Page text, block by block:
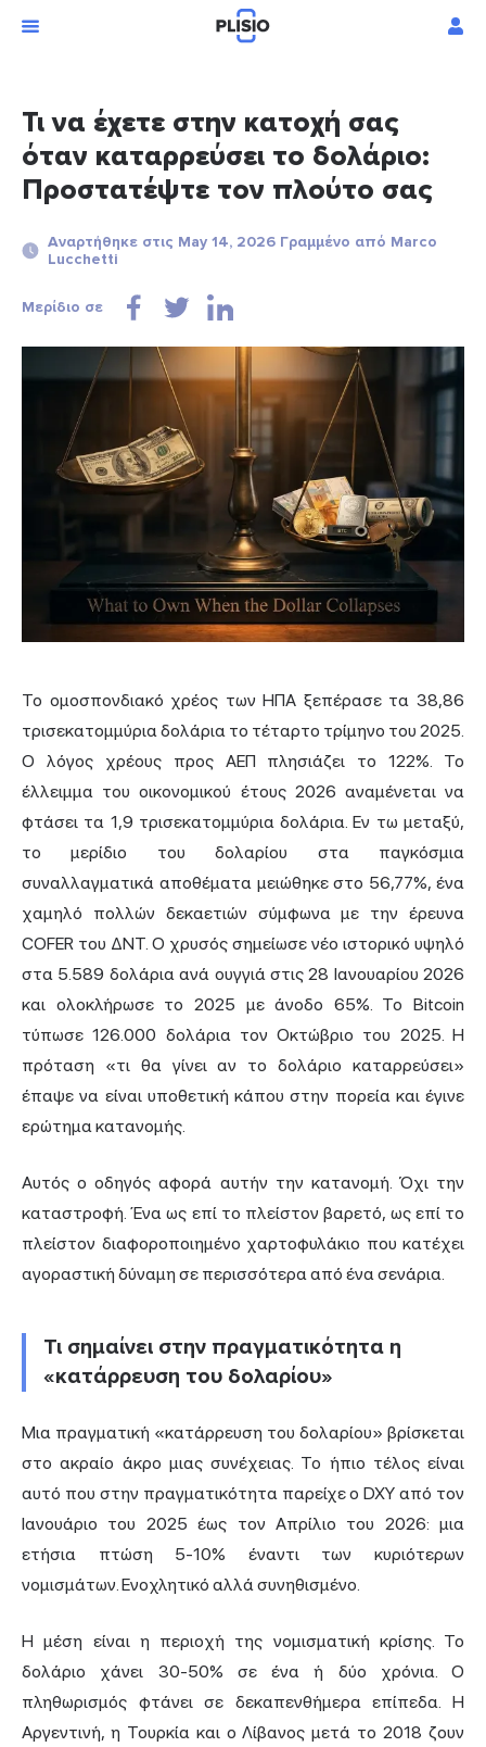
Τι να έχετε στην κατοχή σας
όταν καταρρεύσει το δολάριο:
Προστατέψτε τον πλούτο σας
Αναρτήθηκε στις May 14, 2026 Γραμμένο από Marco
Lucchetti
Μερίδιο σε
Το ομοσπονδιακό χρέος των ΗΠΑ ξεπέρασε τα 38,86
τρισεκατομμύρια δολάρια το τέταρτο τρίμηνο του 2025.
Ο λόγος χρέους προς ΑΕΠ πλησιάζει το 122%. Το
έλλειμμα του οικονομικού έτους 2026 αναμένεται να
φτάσει τα 1,9 τρισεκατομμύρια δολάρια. Εν τω μεταξύ,
το μερίδιο του δολαρίου στα παγκόσμια
συναλλαγματικά αποθέματα μειώθηκε στο 56,77%, ένα
χαμηλό πολλών δεκαετιών σύμφωνα με την έρευνα
COFER του ΔΝΤ. Ο χρυσός σημείωσε νέο ιστορικό υψηλό
στα 5.589 δολάρια ανά ουγγιά στις 28 Ιανουαρίου 2026
και ολοκλήρωσε το 2025 με άνοδο 65%. Το Bitcoin
τύπωσε 126.000 δολάρια τον Οκτώβριο του 2025. Η
πρόταση «τι θα γίνει αν το δολάριο καταρρεύσει»
έπαψε να είναι υποθετική κάπου στην πορεία και έγινε
ερώτημα κατανομής.
Αυτός ο οδηγός αφορά αυτήν την κατανομή. Όχι την
καταστροφή. Ένα ως επί το πλείστον βαρετό, ως επί το
πλείστον διαφοροποιημένο χαρτοφυλάκιο που κατέχει
αγοραστική δύναμη σε περισσότερα από ένα σενάρια.
Τι σημαίνει στην πραγματικότητα η
«κατάρρευση του δολαρίου»
Μια πραγματική «κατάρρευση του δολαρίου» βρίσκεται
στο ακραίο άκρο μιας συνέχειας. Το ήπιο τέλος είναι
αυτό που στην πραγματικότητα παρείχε ο DXY από τον
Ιανουάριο του 2025 έως τον Απρίλιο του 2026: μια
ετήσια πτώση 5-10% έναντι των κυριότερων
νομισμάτων. Ενοχλητικό αλλά συνηθισμένο.
Η μέση είναι η περιοχή της νομισματική κρίσης. Το
δολάριο χάνει 30-50% σε ένα ή δύο χρόνια. Ο
πληθωρισμός φτάνει σε δεκαπενθήμερα επίπεδα. Η
Αργεντινή, η Τουρκία και ο Λίβανος μετά το 2018 ζουν